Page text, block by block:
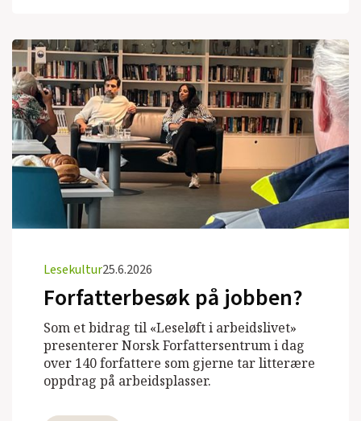
Lesekultur25.6.2026
Forfatterbesøk på jobben?
Som et bidrag til «Leseløft i arbeidslivet»
presenterer Norsk Forfattersentrum i dag
over 140 forfattere som gjerne tar litterære
oppdrag på arbeidsplasser.